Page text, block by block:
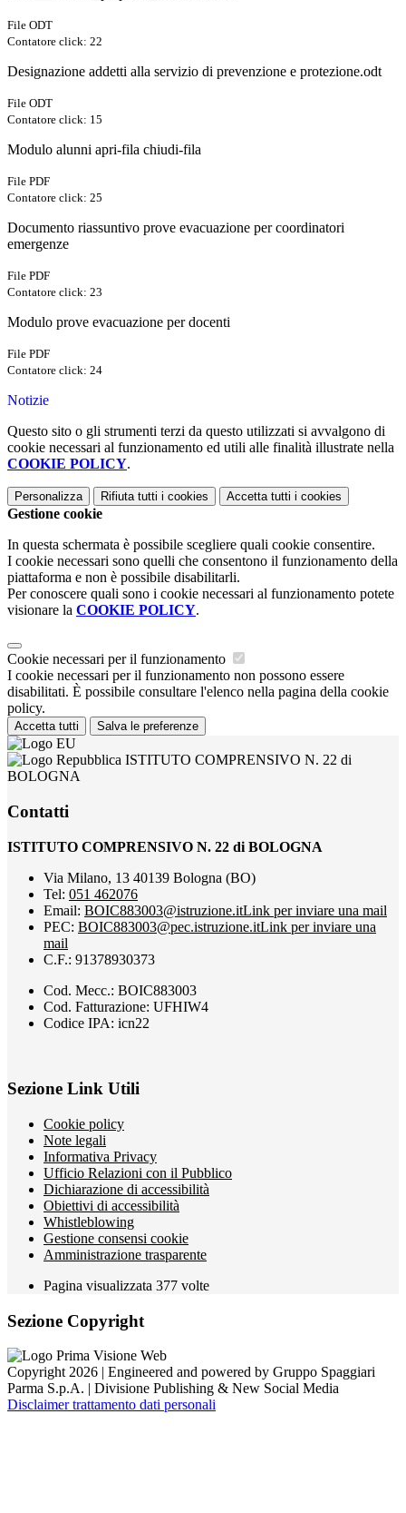
File ODT
Contatore click: 22
Designazione addetti alla servizio di prevenzione e protezione.odt
File ODT
Contatore click: 15
Modulo alunni apri-fila chiudi-fila
File PDF
Contatore click: 25
Documento riassuntivo prove evacuazione per coordinatori
emergenze
File PDF
Contatore click: 23
Modulo prove evacuazione per docenti
File PDF
Contatore click: 24
Notizie
Questo sito o gli strumenti terzi da questo utilizzati si avvalgono di
cookie necessari al funzionamento ed utili alle finalità illustrate nella
COOKIE POLICY.
Personalizza Rifiuta tutti i cookies Accetta tutti i cookies
Gestione cookie
In questa schermata è possibile scegliere quali cookie consentire.
I cookie necessari sono quelli che consentono il funzionamento della
piattaforma e non è possibile disabilitarli.
Per conoscere quali sono i cookie necessari al funzionamento potete
visionare la COOKIE POLICY.
Cookie necessari per il funzionamento
I cookie necessari per il funzionamento non possono essere
disabilitati. È possibile consultare l'elenco nella pagina della cookie
policy.
Accetta tutti Salva le preferenze
ISTITUTO COMPRENSIVO N. 22 di
BOLOGNA
Contatti
ISTITUTO COMPRENSIVO N. 22 di BOLOGNA
Via Milano, 13 40139 Bologna (BO)
Tel: 051 462076
Email: BOIC883003@istruzione.itLink per inviare una mail
PEC: BOIC883003@pec.istruzione.itLink per inviare una
mail
C.F.: 91378930373
Cod. Mecc.: BOIC883003
Cod. Fatturazione: UFHIW4
Codice IPA: icn22
Sezione Link Utili
Cookie policy
Note legali
Informativa Privacy
Ufficio Relazioni con il Pubblico
Dichiarazione di accessibilità
Obiettivi di accessibilità
Whistleblowing
Gestione consensi cookie
Amministrazione trasparente
Pagina visualizzata 377 volte
Sezione Copyright
Copyright 2026 | Engineered and powered by Gruppo Spaggiari
Parma S.p.A. | Divisione Publishing & New Social Media
Disclaimer trattamento dati personali